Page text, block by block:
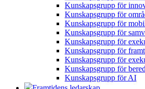
Kunskapsgrupp för
Kunskapsgrupp för
Kunskapsgrupp för
Kunskapsgrupp för
Kunskapsgrupp för
Kunskapsgrupp för
Kunskapsgrupp för
Kunskapsgrupp för
Kunskapsgrupp för AI